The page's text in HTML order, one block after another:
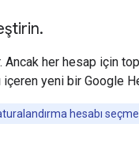
.
Ancak her hesap için
içeren yeni bir Google
hesabı